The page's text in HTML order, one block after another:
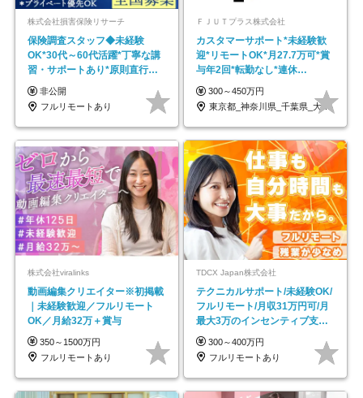
株式会社損害保険リサーチ
保険調査スタッフ◆未経験
OK*30代～60代活躍*丁寧な講
習・サポートあり*原則直行直
帰／全国募集・業務委託
非公開
フルリモートあり
ＦＪＵＴプラス株式会社
カスタマーサポート*未経験歓
迎*リモートOK*月27.7万可*賞
与年2回*転勤なし*連休
OK/ZE010232
300～450万円
東京都_神奈川県_千葉県_大阪府_愛知県…
株式会社viralinks
動画編集クリエイター※初掲載
｜未経験歓迎／フルリモート
OK／月給32万＋賞与
350～1500万円
フルリモートあり
TDCX Japan株式会社
テクニカルサポート/未経験OK/
フルリモート/月収31万円可/月
最大3万のインセンティブ支給/
平均年齢33歳
300～400万円
フルリモートあり